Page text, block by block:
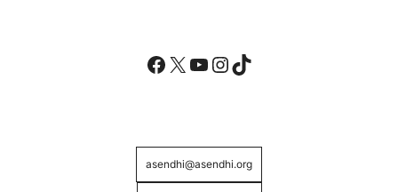
Facebook
X YouTube
Instagram
TikTok
asendhi@asendhi.org